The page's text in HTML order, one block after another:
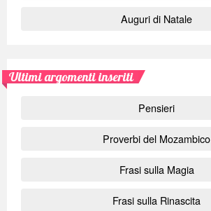
Auguri di Natale
Ultimi argomenti inseriti
Pensieri
Proverbi del Mozambico
Frasi sulla Magia
Frasi sulla Rinascita